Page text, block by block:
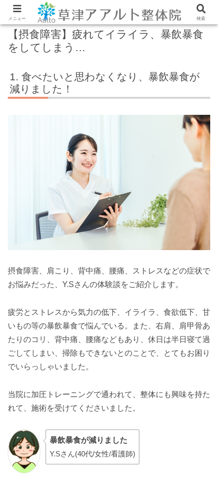
【摂食障害】疲れてイライラ、暴飲暴食
をしてしまう…
食べたいと思わなくなり、暴飲暴食が
減りました！
摂食障害、肩こり、背中痛、腰痛、ストレスなどの症状で
お悩みだった、Y.Sさんの体験談をご紹介します。
疲労とストレスから気力の低下、イライラ、食欲低下、甘
いもの等の暴飲暴食で悩んでいる。また、右肩、肩甲骨あ
たりのコリ、背中痛、腰痛などもあり、休日は半日寝て過
ごしてしまい、掃除もできないとのことで、とてもお困り
でいらっしゃいました。
当院に加圧トレーニングで通われて、整体にも興味を持た
れて、施術を受けてくださいました。
暴飲暴食が減りました
Y.Sさん(40代/女性/看護師)
メニュー 検索